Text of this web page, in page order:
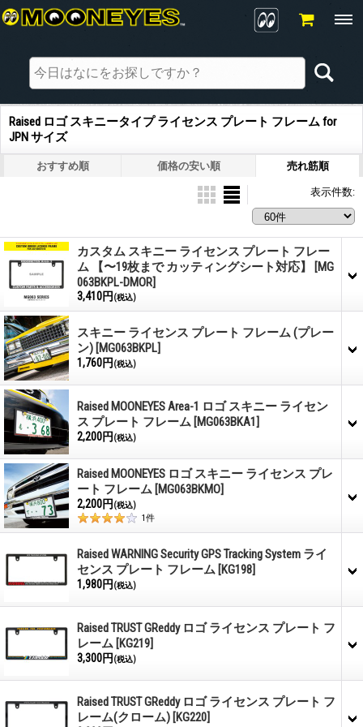
Raised ロゴ スキニータイプ ライセンス プレート フレーム for
JPN サイズ
おすすめ順 価格の安い順 売れ筋順
表示件数:
カスタム スキニー ライセンス プレート フレー
ム 【〜19枚まで カッティングシート対応】
[MG
063BKPL-DMOR]
3,410円 (税込)
スキニー ライセンス プレート フレーム (プレー
ン) [MG063BKPL]
1,760円 (税込)
Raised MOONEYES Area-1 ロゴ スキニー ライセン
ス プレート フレーム [MG063BKA1]
2,200円 (税込)
Raised MOONEYES ロゴ スキニー ライセンス プレ
ート フレーム [MG063BKMO]
2,200円 (税込)
1件
Raised WARNING Security GPS Tracking System ライ
センス プレート フレーム [KG198]
1,980円 (税込)
Raised TRUST GReddy ロゴ ライセンス プレート フ
レーム [KG219]
3,300円 (税込)
Raised TRUST GReddy ロゴ ライセンス プレート フ
レーム(クローム) [KG220]